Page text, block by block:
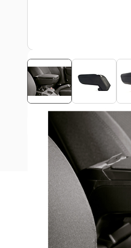
Bekijk
Beschrijving
Deze Armster armsteun is